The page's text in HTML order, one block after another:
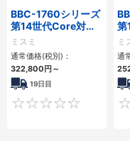
BBC-1760シリーズ
第14世代Core対応
小型フロアマウント
3PCIe
ミスミ
通常価格(税別)：
322,800円～
19日目
第
ミ
通